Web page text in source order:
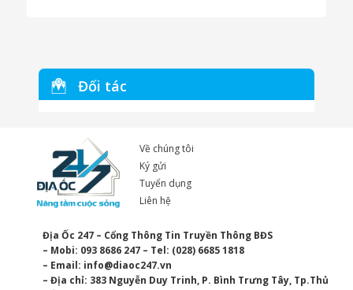
Đối tác
Về chúng tôi
Ký gửi
Tuyển dụng
Liên hệ
Địa Ốc 247 – Cổng Thông Tin Truyền Thông BĐS
– Mobi: 093 8686 247 – Tel: (028) 6685 1818
– Email: info@diaoc247.vn
– Địa chỉ: 383 Nguyễn Duy Trinh, P. Bình Trưng Tây, Tp.Thủ